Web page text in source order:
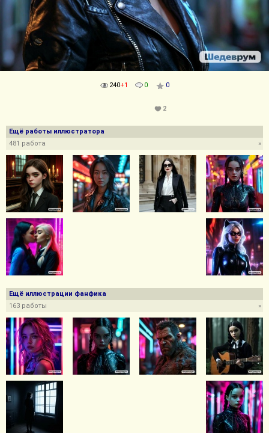
240+1 0 0
2
Ещё работы иллюстратора
»
481 работа
Ещё иллюстрации фанфика
163 работы
»